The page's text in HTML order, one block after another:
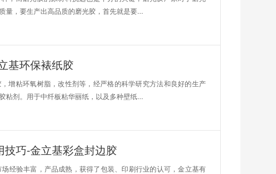
量，要生产出高品质的磨光胶，首先就是要...
基环保裱纸胶
增粘环氧树脂，改性剂等，经严格的科学研究方法和良好的生产
粘剂。用于中纤板粘华丽纸，以及多种壁纸...
巧-金立基彩盒封边胶
经验丰富，产品成熟，获得了包装、印刷行业的认可，金立基有